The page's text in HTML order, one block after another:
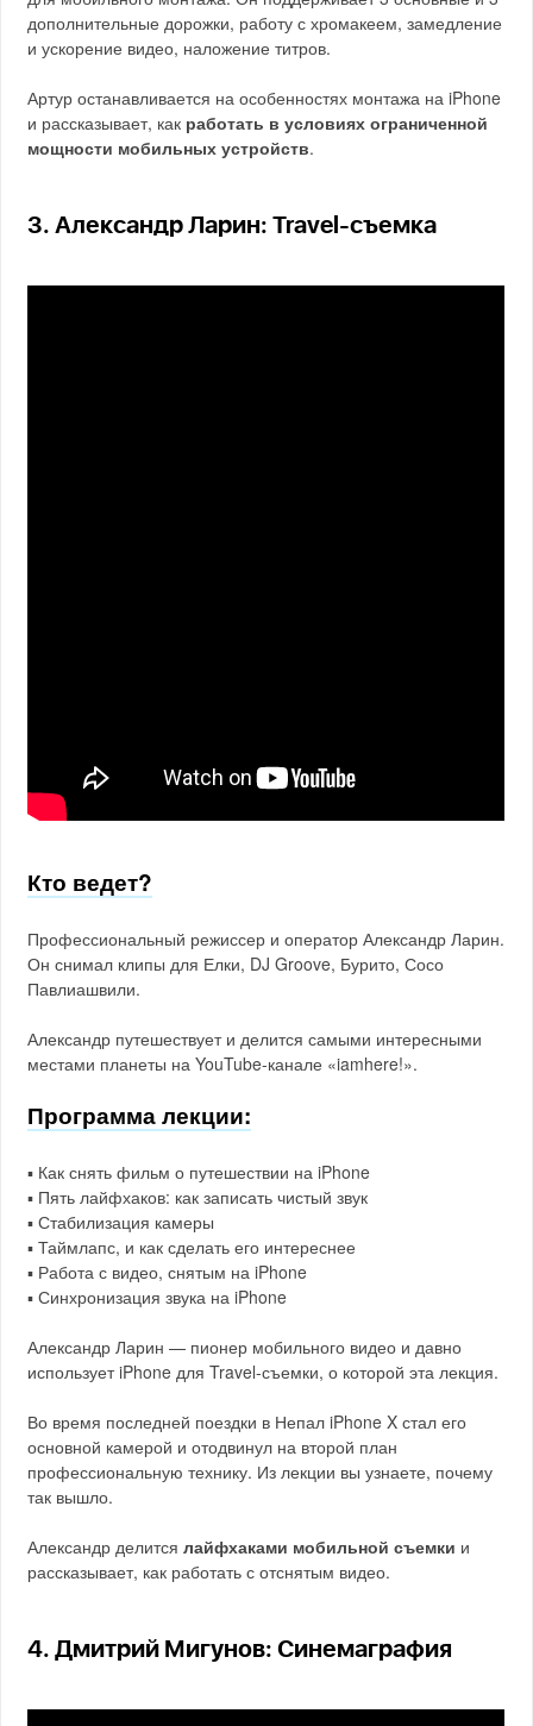
дополнительные дорожки, работу с хромакеем, замедление
и ускорение видео, наложение титров.
Артур останавливается на особенностях монтажа на iPhone
и рассказывает, как работать в условиях ограниченной
мощности мобильных устройств.
3. Александр Ларин: Travel-съемка
Кто ведет?
Профессиональный режиссер и оператор Александр Ларин.
Он снимал клипы для Елки, DJ Groove, Бурито, Сосо
Павлиашвили.
Александр путешествует и делится самыми интересными
местами планеты на YouTube-канале «iamhere!».
Программа лекции:
▪️ Как снять фильм о путешествии на iPhone
▪️ Пять лайфхаков: как записать чистый звук
▪️ Стабилизация камеры
▪️ Таймлапс, и как сделать его интереснее
▪️ Работа с видео, снятым на iPhone
▪️ Синхронизация звука на iPhone
Александр Ларин — пионер мобильного видео и давно
использует iPhone для Travel-съемки, о которой эта лекция.
Во время последней поездки в Непал iPhone X стал его
основной камерой и отодвинул на второй план
профессиональную технику. Из лекции вы узнаете, почему
так вышло.
Александр делитсялайфхаками мобильной съемки и
рассказывает, как работать с отснятым видео.
4. Дмитрий Мигунов: Синемаграфия